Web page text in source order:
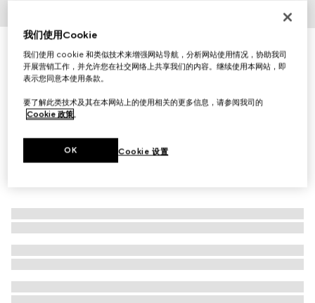
古驰炼金士花园情之初香水，50毫升
€ 240
我们使用Cookie
我们使用 cookie 和类似技术来增强网站导航，分析网站使用情况，协助我司
开展营销工作，并允许您在社交网络上共享我们的内容。继续使用本网站，即
表示您同意本使用条款。
要了解此类技术及其在本网站上的使用相关的更多信息，请参阅我司的
Cookie 政策。
Cookie 设置
OK